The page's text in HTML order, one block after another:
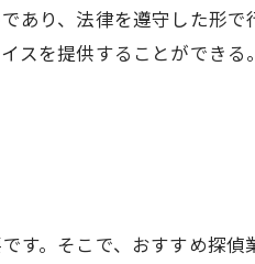
あり、法律を遵守した形で
スを提供することができる
す。そこで、おすすめ探偵